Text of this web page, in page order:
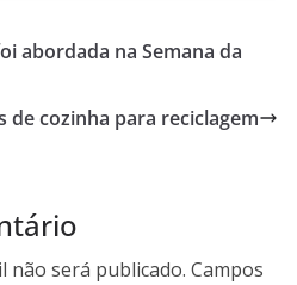
abordada na Semana da
de cozinha para reciclagem
não será publicado. Campos